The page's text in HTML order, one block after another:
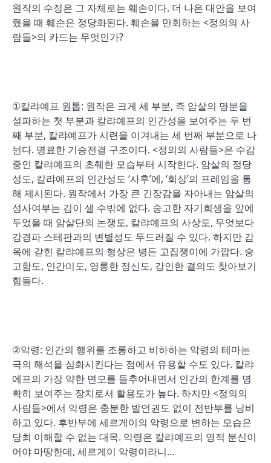
원작의 수정은 그 자체로는 훼손이다. 더 나은 대안을 보여
줬을 때 훼손은 정당화된다. 훼손을 만회하는 <정의의 사
람들>의 카드는 무엇인가?
①칼랴예프 원톱: 원작은 크게 세 부분, 즉 암살의 명분을
설파하는 첫 부분과 칼랴예프의 인간성을 보여주는 두 번
째 부분, 칼랴예프가 시련을 이겨내는 세 번째 부분으로 나
뉜다. 명료한 기승전결 구조이다. <정의의 사람들>은 수감
중인 칼랴예프의 초췌한 모습부터 시작한다. 암살의 정당
성도, 칼랴예프의 인간성도 ‘사후’에, ‘회상’의 프레임을 통
해 제시된다. 원작에서 가장 큰 긴장감을 자아내는 암살의
성사여부는 김이 샐 수밖에 없다. 숭고한 자기희생을 앞에
두었을 때 암살단의 논쟁도, 칼랴예프의 사상도, 무엇보다
강경파 스테판과의 변별성도 두드러질 수 있다. 하지만 감
옥에 갇힌 칼랴예프의 형상은 병든 고집쟁이에 가깝다. 숭
고함도, 인간미도, 영롱한 정신도, 강인한 결의도 찾아보기
힘들다.
②악령: 인간의 행위를 조롱하고 비하하는 악령의 테마는
극의 해석을 심화시킨다는 점에서 유용할 수도 있다. 칼랴
에프의 가장 약한 면모를 들추어내면서 인간의 한계를 명
확히 보여주는 장치로서 활용도가 높다. 하지만 <정의의
사람들>에서 악령은 충분한 발언권도 없이 전반부를 낭비
하고 있다. 후반부에 세르게이의 악령으로 변하는 모습은
당최 이해할 수 없는 대목. 악령은 칼랴예프의 영적 분신이
어야 마땅한데, 세르게이 악령이라니…